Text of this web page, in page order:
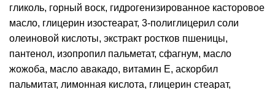
гликоль, горный воск, гидрогенизированное касторовое
масло, глицерин изостеарат, 3-полиглицерил соли
олеиновой кислоты, экстракт ростков пшеницы,
пантенол, изопропил пальметат, сфагнум, масло
жожоба, масло авакадо, витамин Е, аскорбил
пальмитат, лимонная кислота, глицерин стеарат,